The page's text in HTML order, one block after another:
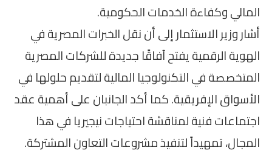
المالي وكفاءة الخدمات الحكومية.
أشار وزير الاستثمار إلى أن نقل الخبرات المصرية في
الهوية الرقمية يفتح آفاقًا جديدة للشركات المصرية
المتخصصة في التكنولوجيا المالية لتقديم حلولها في
الأسواق الإفريقية. كما أكد الجانبان على أهمية عقد
اجتماعات فنية لمناقشة احتياجات نيجيريا في هذا
المجال، تمهيداً لتنفيذ مشروعات التعاون المشتركة.